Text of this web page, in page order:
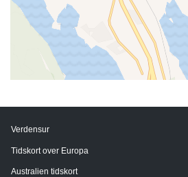
Verdensur
Tidskort over Europa
Australien tidskort